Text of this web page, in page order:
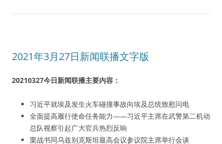
2021年3月27日新闻联播文字版
20210327今日新闻联播主要内容：
习近平就埃及发生火车碰撞事故向埃及总统致慰问电
全面提高履行使命任务能力——习近平主席在武警第二机动
总队视察引起广大官兵热烈反响
栗战书同乌兹别克斯坦最高会议参议院主席举行会谈